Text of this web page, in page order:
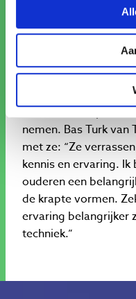
Waarderpolder,
200 basisscholen.
65-plussers. Werken
goed in het idee om
kinderen in de klas.
plussers. Niet iedere
staat ervoor open
nemen. Bas Turk
met ze: “Ze
kennis en ervaring.
ouderen een
de krapte vormen.
ervaring belangrijker
techniek.”